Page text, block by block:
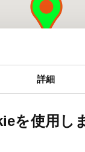
詳細
を使用し